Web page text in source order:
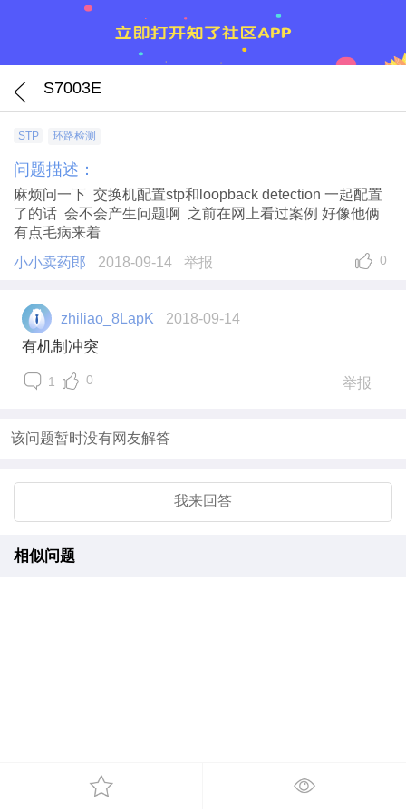
S7003E
STP 环路检测
问题描述：
麻烦问一下 交换机配置stp和loopback detection 一起配置
了的话 会不会产生问题啊 之前在网上看过案例 好像他俩
有点毛病来着
小小卖药郎
2018-09-14 举报 0
zhiliao_8LapK 2018-09-14
有机制冲突
1 0 举报
该问题暂时没有网友解答
我来回答
相似问题